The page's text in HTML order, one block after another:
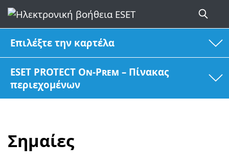
Επιλέξτε την καρτέλα
ESET PROTECT On-Prem – Πίνακας
περιεχομένων
Σημαίες